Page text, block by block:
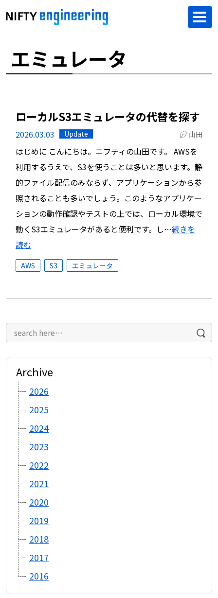
エミュレータ
ローカルS3エミュレータの代替を探す
2026.03.03 Update 山田
はじめに こんにちは。ニフティの山田です。 AWSを
利用するうえで、S3を使うことは多いと思います。静
的ファイル配信のみならず、アプリケーションから参
照されることも多いでしょう。このようなアプリケー
ションの動作確認やテストの上では、ローカル環境で
動くS3エミュレータがあると便利です。し…続きを
読む
AWS S3 エミュレータ
Archive
2026
2025
2024
2023
2022
2021
2020
2019
2018
2017
2016